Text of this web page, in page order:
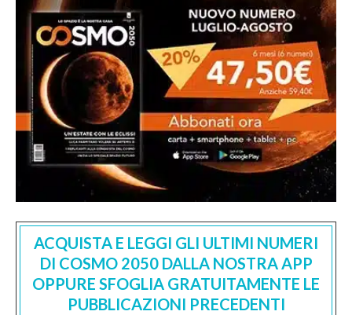
ACQUISTA E LEGGI GLI ULTIMI NUMERI
DI COSMO 2050 DALLA NOSTRA APP
OPPURE SFOGLIA GRATUITAMENTE LE
PUBBLICAZIONI PRECEDENTI